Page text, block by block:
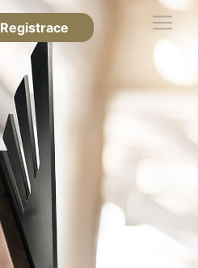
Registrace